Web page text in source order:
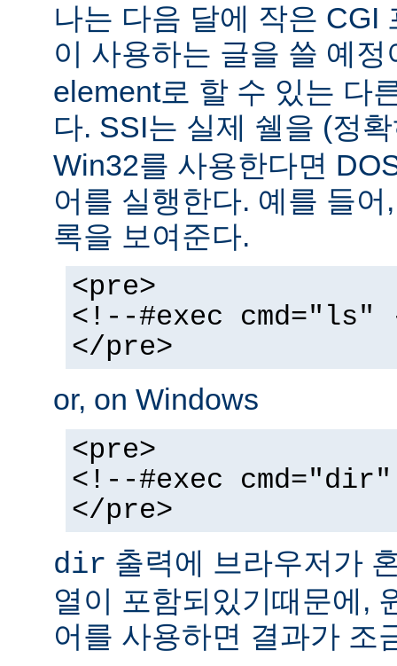
나는 다음 달에 작은 CGI
이 사용하는 글을 쓸 예
element로 할 수 있는 다
다. SSI는 실제 쉘을 (정
Win32를 사용한다면
어를 실행한다. 예를 들
록을 보여준다.
<pre>
<!--#exec cmd="ls"
</pre>
or, on Windows
<pre>
<!--#exec
</pre>
dir 출력에 브라우저가
열이 포함되있기때문에,
어를 사용하면 결과가 조